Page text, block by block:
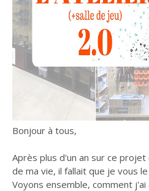
Bonjour à tous,
Après plus d'un an sur ce
de ma vie, il fallait que je vous
Voyons ensemble, comment